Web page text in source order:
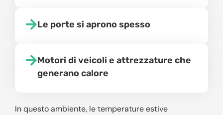
Le porte si aprono spesso
Motori di veicoli e attrezzature che
generano calore
In questo ambiente, le temperature estive